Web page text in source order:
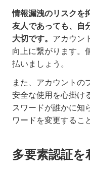
情報漏洩のリスクを
友人であっても、自
大切です。 アカウン
向上に繋がります。
払いましょう。
また、アカウントの
安全な使用を心掛け
スワードが誰かに知
ワードを変更するこ
多要素認証を